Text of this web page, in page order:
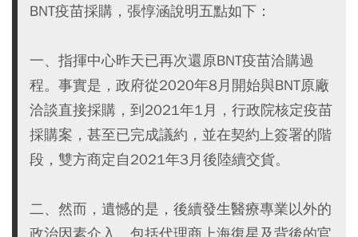
BNT疫苗採購，張惇涵說明五點如下：
一、指揮中心昨天已再次還原BNT疫苗洽購過
程。事實是，政府從2020年8月開始與BNT原廠
洽談直接採購，到2021年1月，行政院核定疫苗
採購案，甚至已完成議約，並在契約上簽署的階
段，雙方商定自2021年3月後陸續交貨。
二、然而，遺憾的是，後續發生醫療專業以外的
政治因素介入，包括代理商上海復星及背後的官